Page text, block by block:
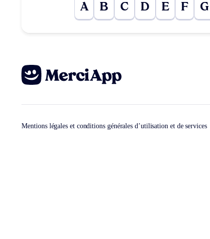
A B C D E F G
Mentions légales et conditions générales d’utilisation et de services